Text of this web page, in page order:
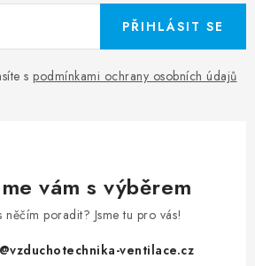
s podmínkami ochrany osobních údajů
PŘIHLÁSIT SE
vám s výběrem
něčím poradit? Jsme tu pro vás!
@vzduchotechnika-ventilace.cz